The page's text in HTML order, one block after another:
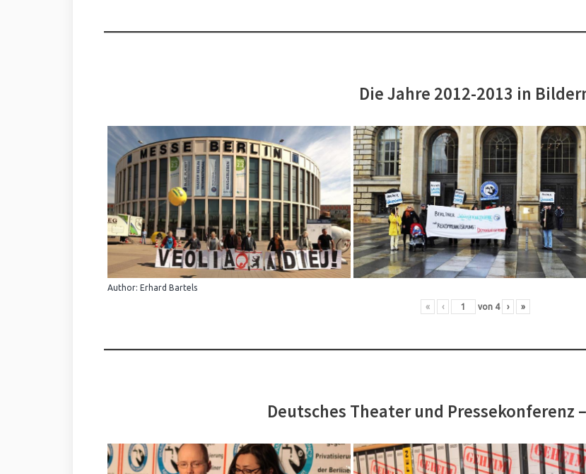
Die Jahre 2012-2013 in
Author: Erhard Bartels
« ‹ von 4 › »
Deutsches Theater und Pressekonferenz